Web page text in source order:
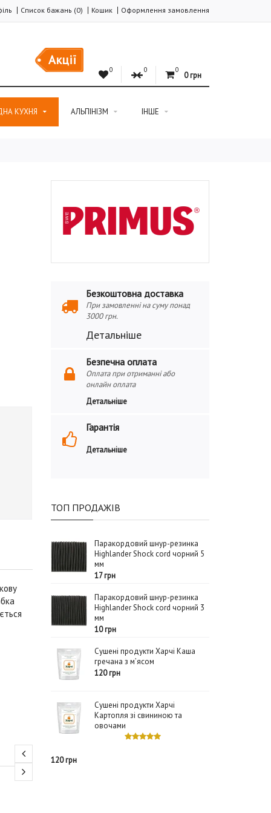
Список бажань (0) Кошик Оформлення замовлення
Акції
0 0 0
0 грн
КУХНЯ АЛЬПІНІЗМ ІНШЕ
Безкоштовна доставка
При замовленні на суму понад
3000 грн.
Детальніше
Безпечна оплата
Оплата при отриманні або
онлайн оплата
Детальніше
Гарантія
Детальніше
ТОП ПРОДАЖІВ
Паракордовий шнур-резинка
Highlander Shock cord чорний 5
мм
17 грн
Паракордовий шнур-резинка
Highlander Shock cord чорний 3
мм
10 грн
Сушені продукти Харчі Каша
гречана з м’ясом
120 грн
Сушені продукти Харчі
Картопля зі свининою та
овочами
120 грн